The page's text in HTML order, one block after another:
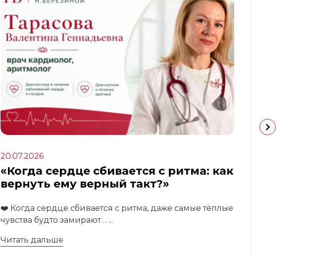
20.07.2026
«Когда сердце сбивается с ритма: как
вернуть ему верный такт?»
❤️ Когда сердце сбивается с ритма, даже самые тёплые
чувства будто замирают… ...
Читать дальше